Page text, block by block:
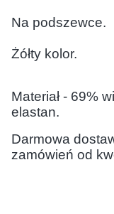
Na podszewce.
Żółty kolor.
Materiał - 69%
elastan.
Darmowa
zamówień od